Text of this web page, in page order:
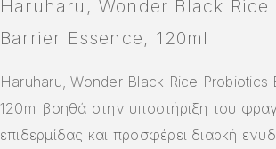
Haruharu, Wonder Black Rice
Barrier Essence, 120ml
Haruharu, Wonder Black Rice Probiotics
120ml βοηθά στην υποστήριξη του
επιδερμίδας και προσφέρει διαρκή